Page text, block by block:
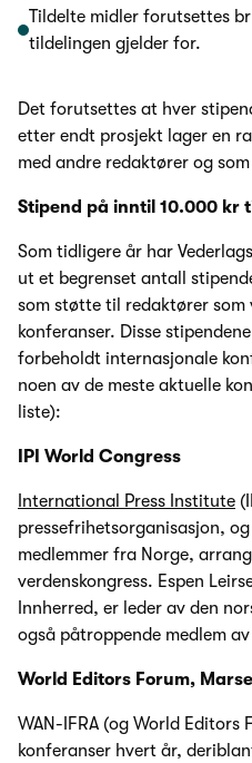
Tildelte midler forutsettes
tildelingen gjelder for.
Det forutsettes at hver
etter endt prosjekt lager en
med andre redaktører og
Stipend på inntil 10.000 kr
Som tidligere år har
ut et begrenset antall
som støtte til redaktører
konferanser. Disse
forbeholdt internasjonale
noen av de meste aktuelle
liste):
IPI World Congress
International Press Institute
pressefrihetsorganisasjon,
medlemmer fra Norge,
verdenskongress. Espen
Innherred, er leder av den
også påtroppende medlem
World Editors Forum,
WAN-IFRA (og World Editors
konferanser hvert år,